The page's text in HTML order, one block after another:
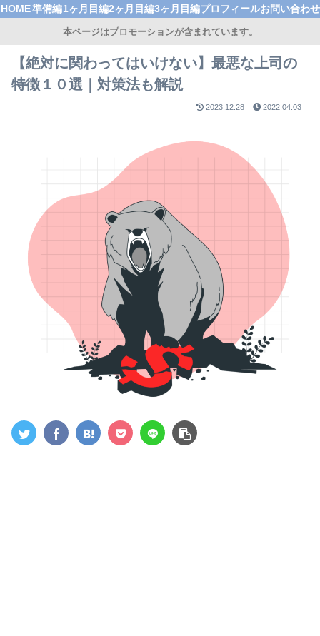
HOME準備編1ヶ月目編2ヶ月目編3ヶ月目編プロフィールお問い合わせ
本ページはプロモーションが含まれています。
【絶対に関わってはいけない】最悪な上司の
特徴１０選｜対策法も解説
2023.12.28 2022.04.03